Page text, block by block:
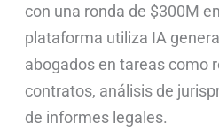
con una ronda de $300M
plataforma utiliza IA
abogados en tareas como
contratos, análisis de
de informes legales.